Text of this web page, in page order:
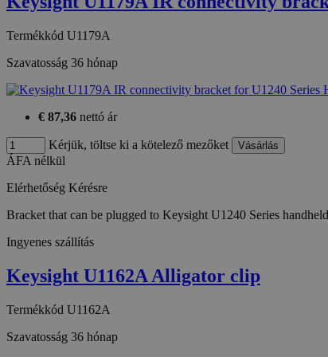
Termékkód U1179A
Szavatosság 36 hónap
€ 87,36 nettó ár
Kérjük, töltse ki a kötelező mezőket
ÁFA nélkül
Elérhetőség Kérésre
Bracket that can be plugged to Keysight U1240 Series
Ingyenes szállítás
Keysight U1162A Alligator clip
Termékkód U1162A
Szavatosság 36 hónap